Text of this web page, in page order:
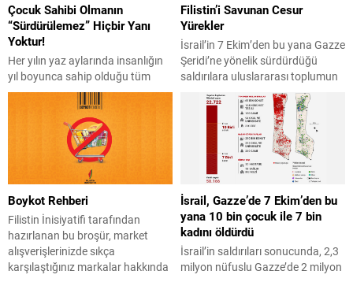
Çocuk Sahibi Olmanın
“Sürdürülemez” Hiçbir Yanı
Yoktur!
Her yılın yaz aylarında insanlığın
yıl boyunca sahip olduğu tüm
doğal kaynakları tükettiği ve
gelecek nesillere ait olanları
tüketmeye başladığı varsayılan
‘Dünya Aşım Günü’ kutlanıyor.
Her yıl farklı bir tarihe denk gelen
bu gün, 2025 için 24 Temmuz
olarak belirlendi. Bu tarihin
belirlenmesi, gezegenin
üretebileceği kaynak
kapasitesinin, insanların tüketim
alışkanlıklarına...
Filistin’i Savunan Cesur
Yürekler
İsrail’in 7 Ekim’den bu yana Gazze
Şeridi’ne yönelik sürdürdüğü
saldırılara uluslararası toplumun
tepkileri sürerken, Birleşmiş
Milletler ve ABD Dışişleri
Bakanlığı’ndan iki kadın
diplomatın cesaretli duruşu övgü
topladı. İsrail’in en büyük
destekçisi olarak gösterilen
ABD’de içeriden yükselen tepkiler
artıyor. Başkan Joe Biden
yönetiminin Gazze politikasına ve
İsrail’e silah göndermeye devam
etmesine...
Boykot Rehberi
Filistin İnisiyatifi tarafından
hazırlanan bu broşür, market
alışverişlerinizde sıkça
karşılaştığınız markalar hakkında
İsrail, Gazze’de 7 Ekim’den bu
yana 10 bin çocuk ile 7 bin
kadını öldürdü
İsrail’in saldırıları sonucunda, 2,3
milyon nüfuslu Gazze’de 2 milyon